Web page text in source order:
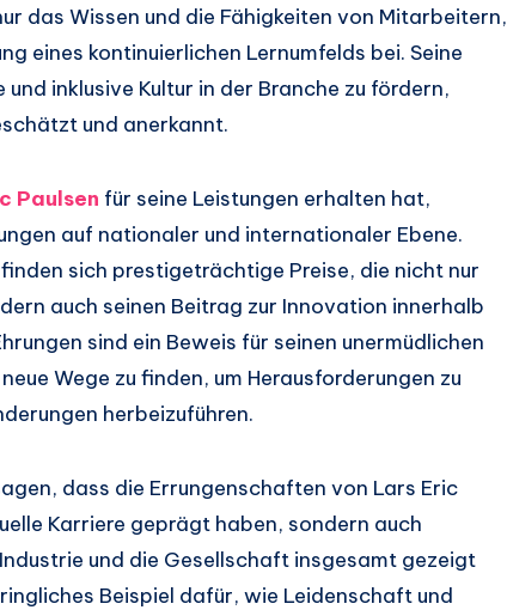
das Wissen und die Fähigkeiten von Mitarbeitern,
eines kontinuierlichen Lernumfelds bei. Seine
inklusive Kultur in der Branche zu fördern,
und anerkannt.
Paulsen für seine Leistungen erhalten hat,
auf nationaler und internationaler Ebene.
sich prestigeträchtige Preise, die nicht nur
auch seinen Beitrag zur Innovation innerhalb
sind ein Beweis für seinen unermüdlichen
Wege zu finden, um Herausforderungen zu
herbeizuführen.
dass die Errungenschaften von Lars Eric
Karriere geprägt haben, sondern auch
und die Gesellschaft insgesamt gezeigt
Beispiel dafür, wie Leidenschaft und